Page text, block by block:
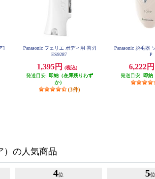
]
Panasonic フェリエ ボディ用 替刃
ES9287
1,395円
(税込)
発送目安: 即納（在庫残りわず
か）
(3件)
Panasonic 脱毛器
P
6,222円
発送目安: 即納
）の人気商品
4位 5位